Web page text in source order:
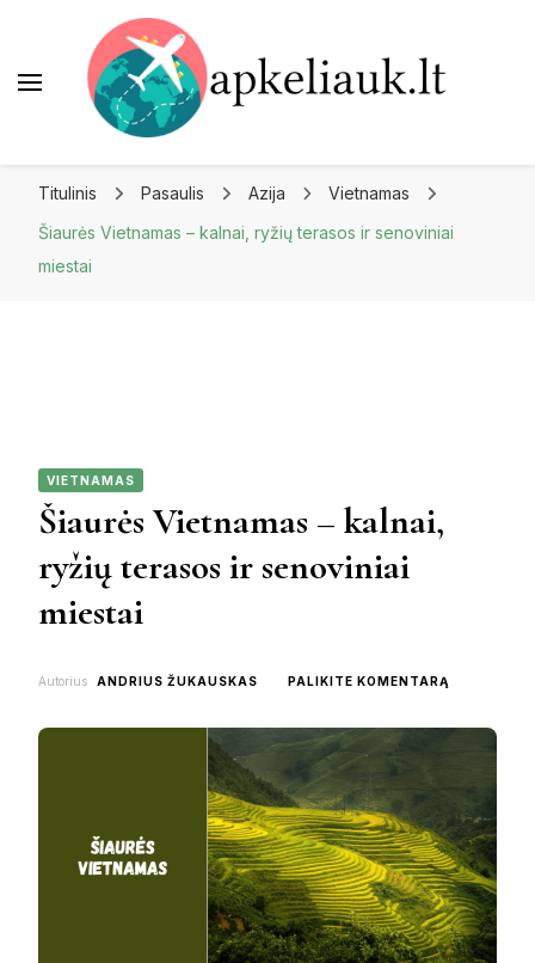
Titulinis Pasaulis Azija
Vietnamas
Šiaurės Vietnamas – kalnai, ryžių terasos ir senoviniai
miestai
VIETNAMAS
Šiaurės Vietnamas – kalnai,
ryžių terasos ir senoviniai
miestai
Autorius ANDRIUS ŽUKAUSKAS PALIKITE KOMENTARĄ
IR
SENOVINIAI
MIESTAI